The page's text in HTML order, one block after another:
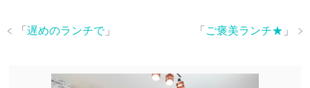
「 ご褒美ランチ★ 」
「 遅めのランチで」